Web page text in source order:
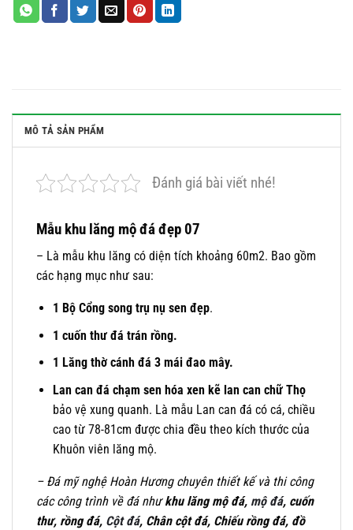
MÔ TẢ SẢN PHẨM
Đánh giá bài viết nhé!
Mẫu khu lăng mộ đá đẹp 07
– Là mẫu khu lăng có diện tích khoảng 60m2. Bao gồm
các hạng mục như sau:
1 Bộ Cổng song trụ nụ sen đẹp.
1 cuốn thư đá trán rồng.
1 Lăng thờ cánh đá 3 mái đao mây.
Lan can đá chạm sen hóa xen kẽ lan can chữ Thọ
bảo vệ xung quanh. Là mẫu Lan can đá có cá, chiều
cao từ 78-81cm được chia đều theo kích thước của
Khuôn viên lăng mộ.
– Đá mỹ nghệ Hoàn Hương chuyên thiết kế và thi công
các công trình về đá nhưkhu lăng mộ đá, mộ đá, cuốn
thư, rồng đá, Cột đá, Chân cột đá, Chiếu rồng đá, đồ